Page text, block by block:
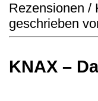
Rezensionen /
geschrieben
KNAX –